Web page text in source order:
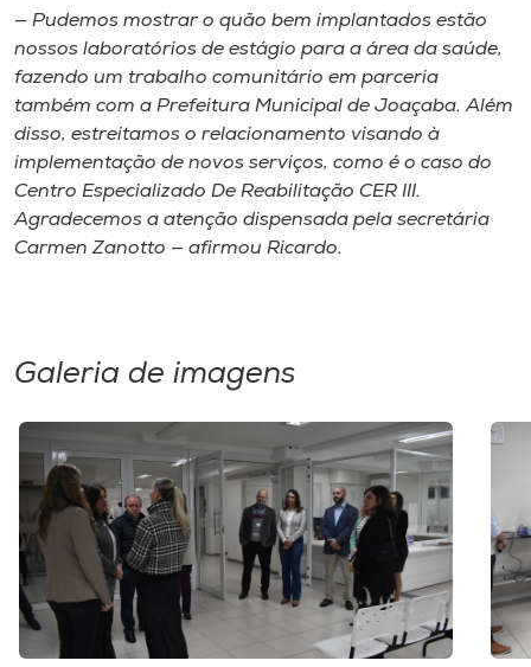
A+
A-
— Pudemos mostrar o quão bem implantados estão
nossos laboratórios de estágio para a área da saúde,
fazendo um trabalho comunitário em parceria
também com a Prefeitura Municipal de Joaçaba. Além
disso, estreitamos o relacionamento visando à
implementação de novos serviços, como é o caso do
Centro Especializado De Reabilitação CER III.
Agradecemos a atenção dispensada pela secretária
Carmen Zanotto — afirmou Ricardo.
Galeria de imagens